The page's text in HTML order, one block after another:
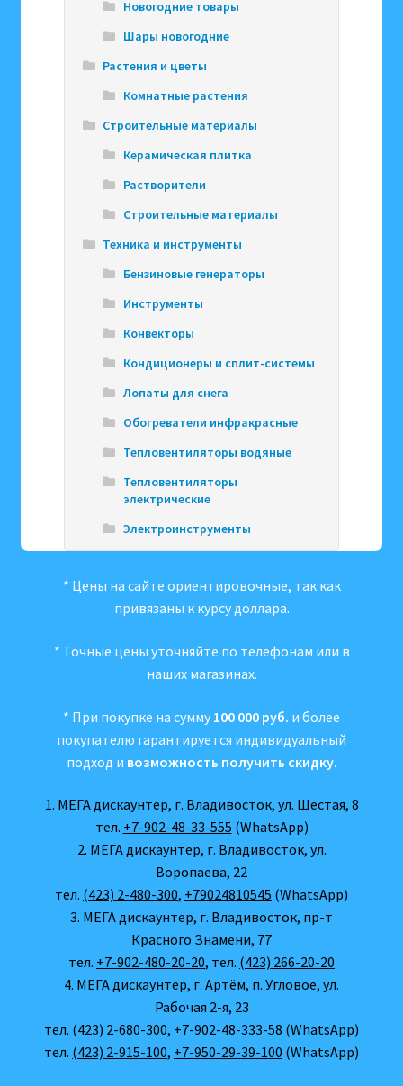
Новогодние товары
Шары новогодние
Растения и цветы
Комнатные растения
Строительные материалы
Керамическая плитка
Растворители
Строительные материалы
Техника и инструменты
Бензиновые генераторы
Инструменты
Конвекторы
Кондиционеры и сплит-системы
Лопаты для снега
Обогреватели инфракрасные
Тепловентиляторы водяные
Тепловентиляторы
электрические
Электроинструменты
* Цены на сайте ориентировочные, так как
привязаны к курсу доллара.
* Точные цены уточняйте по телефонам или в
наших магазинах.
* При покупке на сумму 100 000 руб. и более
покупателю гарантируется индивидуальный
подход и возможность получить скидку.
1. МЕГА дискаунтер, г. Владивосток, ул. Шестая, 8
тел. +7-902-48-33-555 (WhatsApp)
2. МЕГА дискаунтер, г. Владивосток, ул.
Воропаева, 22
тел. (423) 2-480-300, +79024810545 (WhatsApp)
3. МЕГА дискаунтер, г. Владивосток, пр-т
Красного Знамени, 77
тел. +7-902-480-20-20, тел. (423) 266-20-20
4. МЕГА дискаунтер, г. Артём, п. Угловое, ул.
Рабочая 2-я, 23
тел. (423) 2-680-300, +7-902-48-333-58 (WhatsApp)
тел. (423) 2-915-100, +7-950-29-39-100 (WhatsApp)